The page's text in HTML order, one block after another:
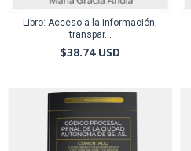
Libro: Acceso a la información,
transpar...
$38.74 USD